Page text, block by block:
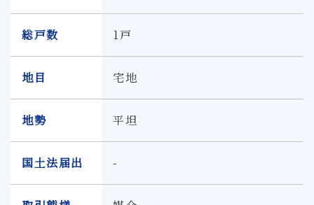
総戸数 1戸
地目 宅地
地勢 平坦
国土法届出 -